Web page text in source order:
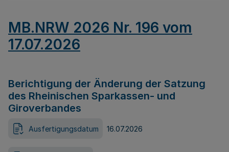
MB.NRW 2026 Nr. 196 vom
17.07.2026
Berichtigung der Änderung der Satzung
des Rheinischen Sparkassen- und
Giroverbandes
Ausfertigungsdatum 16.07.2026